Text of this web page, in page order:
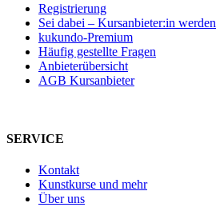
Registrierung
Sei dabei – Kursanbieter:in werden
kukundo-Premium
Häufig gestellte Fragen
Anbieterübersicht
AGB Kursanbieter
SERVICE
Kontakt
Kunstkurse und mehr
Über uns